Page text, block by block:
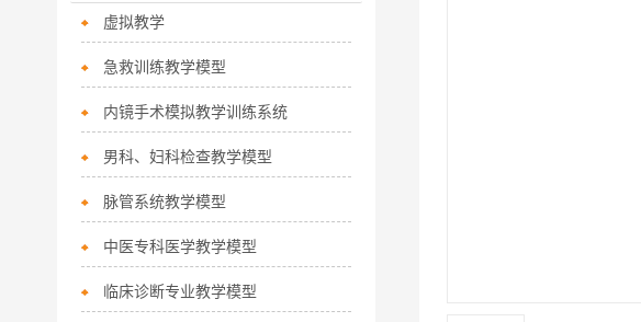
虚拟教学
急救训练教学模型
内镜手术模拟教学训练系统
男科、妇科检查教学模型
脉管系统教学模型
中医专科医学教学模型
临床诊断专业教学模型